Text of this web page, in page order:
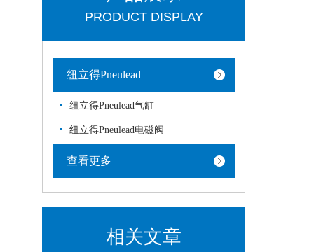
PRODUCT DISPLAY
纽立得Pneulead
纽立得Pneulead气缸
纽立得Pneulead电磁阀
查看更多
相关文章